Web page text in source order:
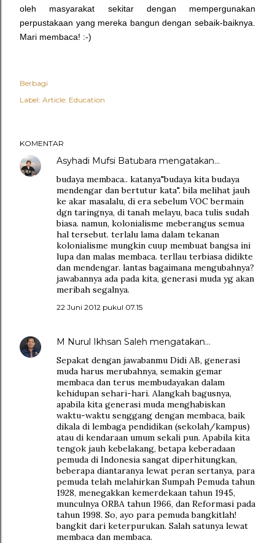
oleh masyarakat sekitar dengan mempergunakan
perpustakaan yang mereka bangun dengan sebaik-baiknya.
Mari membaca! :-)
Berbagi
Label: Article: Education
KOMENTAR
Asyhadi Mufsi Batubara mengatakan…
budaya membaca.. katanya"budaya kita budaya
mendengar dan bertutur kata". bila melihat jauh
ke akar masalalu, di era sebelum VOC bermain
dgn taringnya, di tanah melayu, baca tulis sudah
biasa. namun, kolonialisme meberangus semua
hal tersebut. terlalu lama dalam tekanan
kolonialisme mungkin cuup membuat bangsa ini
lupa dan malas membaca. terllau terbiasa didikte
dan mendengar. lantas bagaimana mengubahnya?
jawabannya ada pada kita, generasi muda yg akan
meribah segalnya.
22 Juni 2012 pukul 07.15
M Nurul Ikhsan Saleh mengatakan…
Sepakat dengan jawabanmu Didi AB, generasi
muda harus merubahnya, semakin gemar
membaca dan terus membudayakan dalam
kehidupan sehari-hari. Alangkah bagusnya,
apabila kita generasi muda menghabiskan
waktu-waktu senggang dengan membaca, baik
dikala di lembaga pendidikan (sekolah/kampus)
atau di kendaraan umum sekali pun. Apabila kita
tengok jauh kebelakang, betapa keberadaan
pemuda di Indonesia sangat diperhitungkan,
beberapa diantaranya lewat peran sertanya, para
pemuda telah melahirkan Sumpah Pemuda tahun
1928, menegakkan kemerdekaan tahun 1945,
munculnya ORBA tahun 1966, dan Reformasi pada
tahun 1998. So, ayo para pemuda bangkitlah!
bangkit dari keterpurukan. Salah satunya lewat
membaca dan membaca.